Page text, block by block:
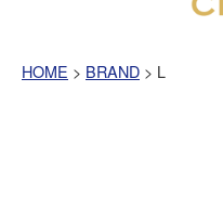
HOME BRAND L